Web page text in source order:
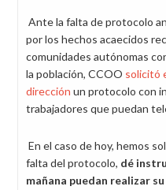
Ante la falta de protocolo
por los hechos acaecidos
comunidades autónomas
la población, CCOO solicitó
dirección un protocolo con
trabajadores que puedan
En el caso de hoy, hemos
falta del protocolo, dé
mañana puedan realizar